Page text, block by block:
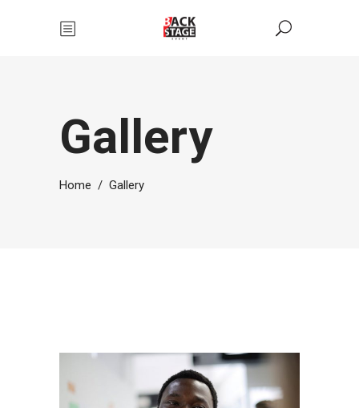
Gallery
Home / Gallery